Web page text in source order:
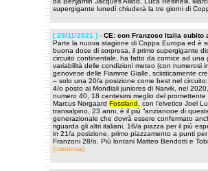
supergigante lunedì chiuderà la tre giorni di
[ 29/11/2021 ] - CE: con Franzoso Italia subito
Parte la nuova stagione di Coppa Europa ed è
buona dose di sorpresa, il primo supergigante
circuito continentale, ha fatto da cornice ad
variabilità delle condizioni meteo (con numerosi
genovese delle Fiamme Gialle, sciisticamente
– solo una 20/a posizione come best nel
4/o posto ai Mondiali juniores di Narvik, nel
numero 40, 18 centesimi meglio del
Marcus Norgaard Fossland , con l’elvetico Joel
transalpino, 23 anni, è il più “anzianooe di
generazionale che dovrà essere confermato
riguarda gli altri italiani, 16/a piazza per il più
in 21/a posizione, primo piazzamento a punti
Franzoni 28/o. Più lontani Matteo Bendotti e
(continua)